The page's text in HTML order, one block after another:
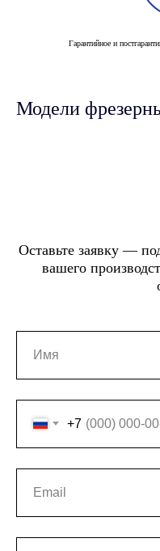
Гарантийное и
Модели
Оставьте заявку —
вашего
+7